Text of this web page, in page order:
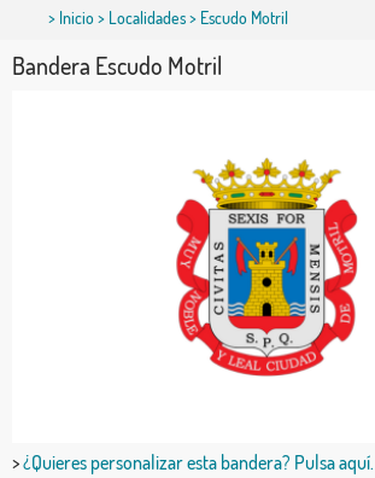
> Inicio> Localidades> Escudo Motril
Bandera Escudo Motril
>¿Quieres personalizar esta bandera? Pulsa aquí.